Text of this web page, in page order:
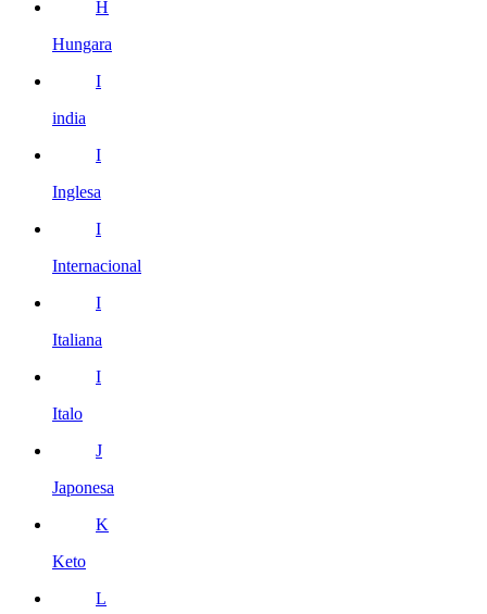
H
Hungara
I
india
I
Inglesa
I
Internacional
I
Italiana
I
Italo
J
Japonesa
K
Keto
L